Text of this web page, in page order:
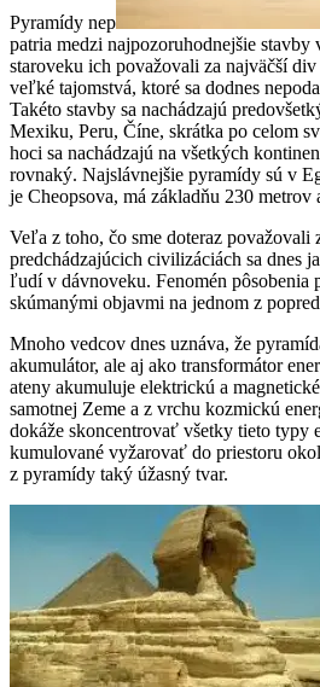
Pyramídy nep
patria medzi najpozoruhodnejšie
staroveku ich považovali za najväčší
veľké tajomstvá, ktoré sa dodnes
Takéto stavby sa nachádzajú
Mexiku, Peru, Číne, skrátka po celom
hoci sa nachádzajú na všetkých
rovnaký. Najslávnejšie pyramídy sú v
je Cheopsova, má základňu 230 metrov
Veľa z toho, čo sme doteraz považovali
predchádzajúcich civilizáciách sa dnes
ľudí v dávnoveku. Fenomén pôsobenia
skúmanými objavmi na jednom z
Mnoho vedcov dnes uznáva, že
akumulátor, ale aj ako transformátor
ateny akumuluje elektrickú a
samotnej Zeme a z vrchu kozmickú
dokáže skoncentrovať všetky tieto typy
kumulované vyžarovať do priestoru
z pyramídy taký úžasný tvar.